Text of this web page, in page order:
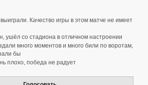
Качество игры в этом матче не имеет
ушёл со стадиона в отличном настроении
много моментов и много били по воротам,
бы
плохо, победа не радует